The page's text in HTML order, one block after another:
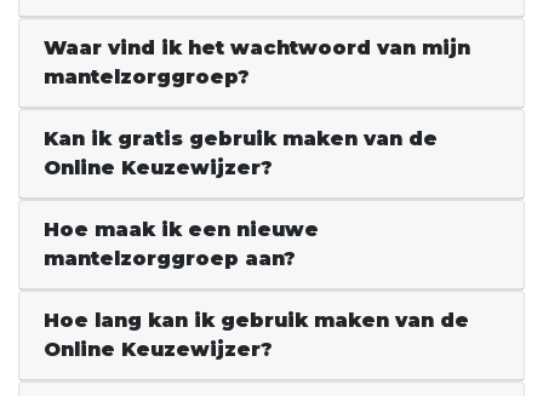
Waar vind ik het wachtwoord van mijn
mantelzorggroep?
Kan ik gratis gebruik maken van de
Online Keuzewijzer?
Hoe maak ik een nieuwe
mantelzorggroep aan?
Hoe lang kan ik gebruik maken van de
Online Keuzewijzer?